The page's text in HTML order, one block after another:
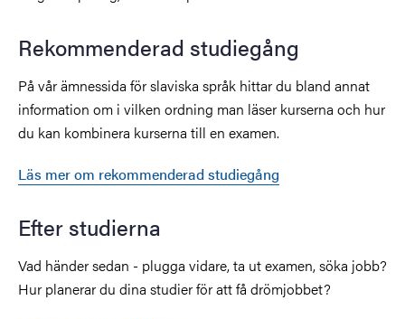
Rekommenderad studiegång
På vår ämnessida för slaviska språk hittar du bland annat
information om i vilken ordning man läser kurserna och hur
du kan kombinera kurserna till en examen.
Läs mer om rekommenderad studiegång
Efter studierna
Vad händer sedan - plugga vidare, ta ut examen, söka jobb?
Hur planerar du dina studier för att få drömjobbet?